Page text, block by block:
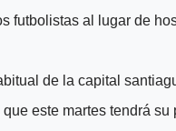
futbolistas al lugar de
de la capital
este martes tendrá su